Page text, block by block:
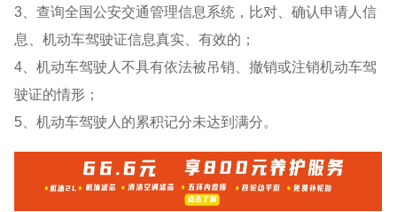
3、查询全国公安交通管理信息系统，比对、确认申请人信
息、机动车驾驶证信息真实、有效的；
4、机动车驾驶人不具有依法被吊销、撤销或注销机动车驾
驶证的情形；
5、机动车驾驶人的累积记分未达到满分。